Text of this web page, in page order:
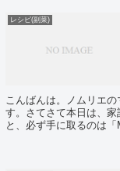
レシピ(副菜)
こんばんは。ノムリエ
す。さてさて本日は、家
と、必ず手に取るのは